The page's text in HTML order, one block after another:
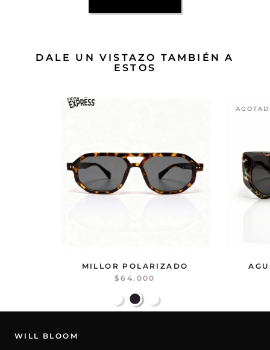
DALE UN VISTAZO TAMBIÉN A
ESTOS
MILLOR POLARIZADO
$64.000
WILL BLOOM